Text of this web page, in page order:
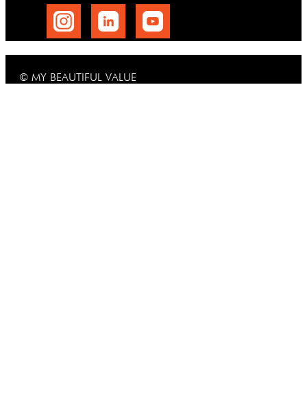
© MY BEAUTIFUL VALUE